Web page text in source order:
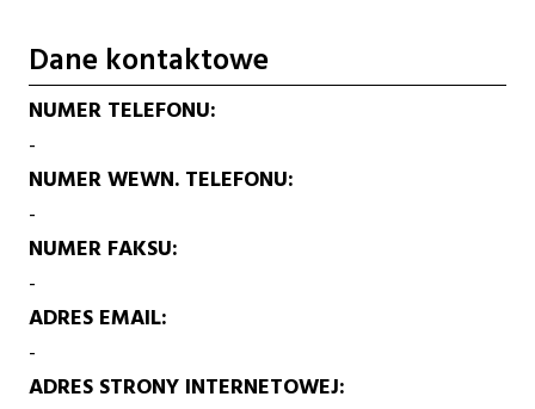
Dane kontaktowe
NUMER TELEFONU
-
NUMER WEWN. TELEFONU
-
NUMER FAKSU
-
ADRES EMAIL
-
ADRES STRONY INTERNETOWEJ